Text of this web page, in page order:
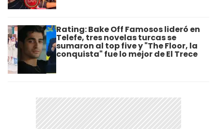
Rating: Bake Off Famosos lideró en
Telefe, tres novelas turcas se
sumaron al top five y "The Floor, la
conquista" fue lo mejor de El Trece